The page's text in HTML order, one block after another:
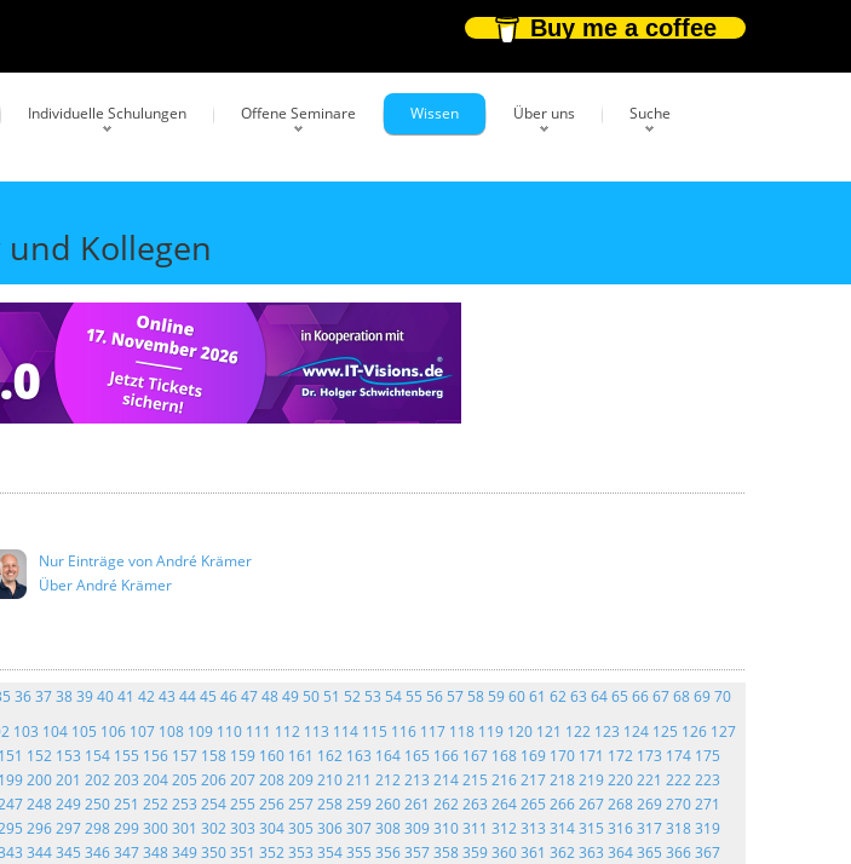
Buy me a coffee
Individuelle Schulungen Offene Seminare Wissen Über uns Suche
Kollegen
Nur Einträge von André Krämer
Über André Krämer
363738394041 4243 4445 46474849 50 51 52 53 54 55 56 57 58 596061 6263 6465 6667686970
103 104 105 106 107 108 109 110 111 112 113 114 115 116 117 118 119 120 121 122 123 124 125 126 127
151 152 153 154 155 156 157 158 159 160 161 162 163 164 165 166 167 168 169 170 171 172 173 174 175
199200201 202203 204205 206207208209210211 212213 214215 216217218219220221 222223
248249250251 252253 254255 256257258259260261 262263 264265 266267268269270271
296297298299300301 302303 304305 306307308309310311 312313 314315 316317318319
344345 346347348349350351 352353 354355 356357358359360361 362363 364365 366367